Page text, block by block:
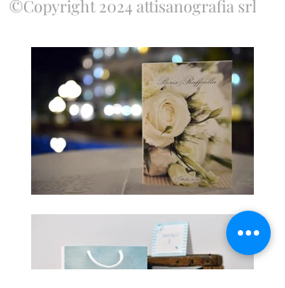
©Copyright 2024 attisanografia srl